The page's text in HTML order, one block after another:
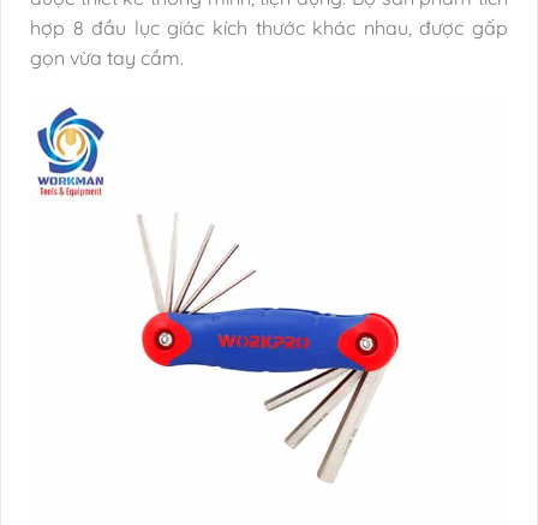
hợp 8 đầu lục giác kích thước khác nhau, được gấp
gọn vừa tay cầm.